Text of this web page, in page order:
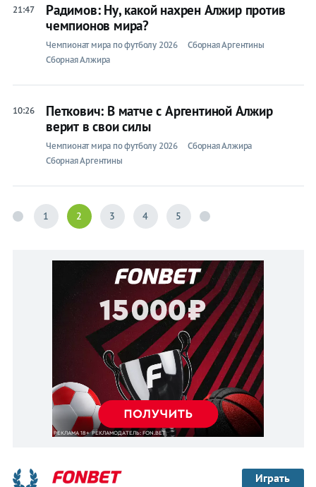
21:47
Радимов: Ну, какой нахрен Алжир против
чемпионов мира?
Чемпионат мира по футболу 2026
Сборная Аргентины
Сборная Алжира
10:26
Петкович: В матче с Аргентиной Алжир
верит в свои силы
Чемпионат мира по футболу 2026
Сборная Алжира
Сборная Аргентины
1 2 3 4 5
Играть